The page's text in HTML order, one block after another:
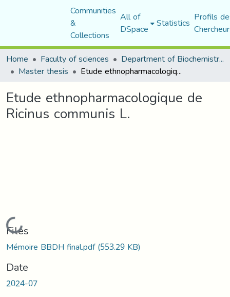
Communities
&
Collections
All of
DSpace Statistics Profils
Home
Faculty of sciences Department of Biochemistry and Microbiology
Master thesis Etude ethnopharmacologique de Ricinus communis L.
Etude ethnopharmacologique de
Ricinus communis L.
Loading...
Files
Mémoire BBDH final.pdf(553.29 KB)
Date
2024-07